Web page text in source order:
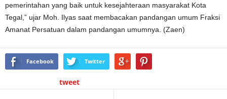
pemerintahan yang baik untuk kesejahteraan masyarakat Kota
Tegal,” ujar Moh. Ilyas saat membacakan pandangan umum Fraksi
Amanat Persatuan dalam pandangan umumnya. (Zaen)
Facebook Twitter
tweet